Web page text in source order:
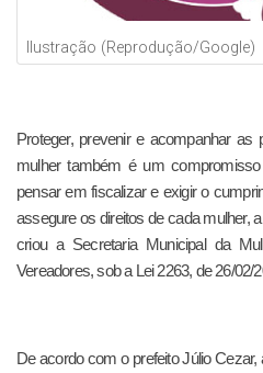
Ilustração (Reprodução/Google)
Proteger, prevenir e acompanhar as
mulher também é um
pensar em fiscalizar e exigir o
assegure os direitos de cada mulher,
criou a Secretaria Municipal da
Vereadores, sob a Lei 2263, de 26/02/
De acordo com o prefeito Júlio